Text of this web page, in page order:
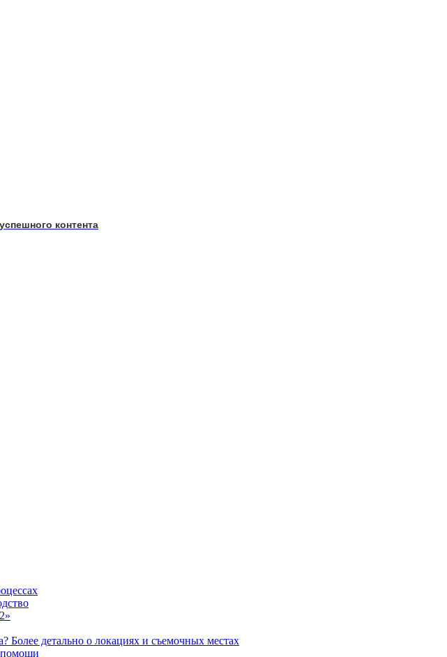
контента
Более детально о локациях и съемочных местах
помощи